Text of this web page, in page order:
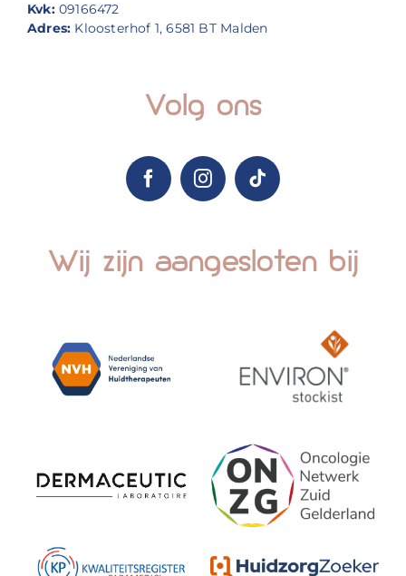
Kvk:09166472
Adres: Kloosterhof 1, 6581 BT Malden
Volg ons
Wij zijn aangesloten bij